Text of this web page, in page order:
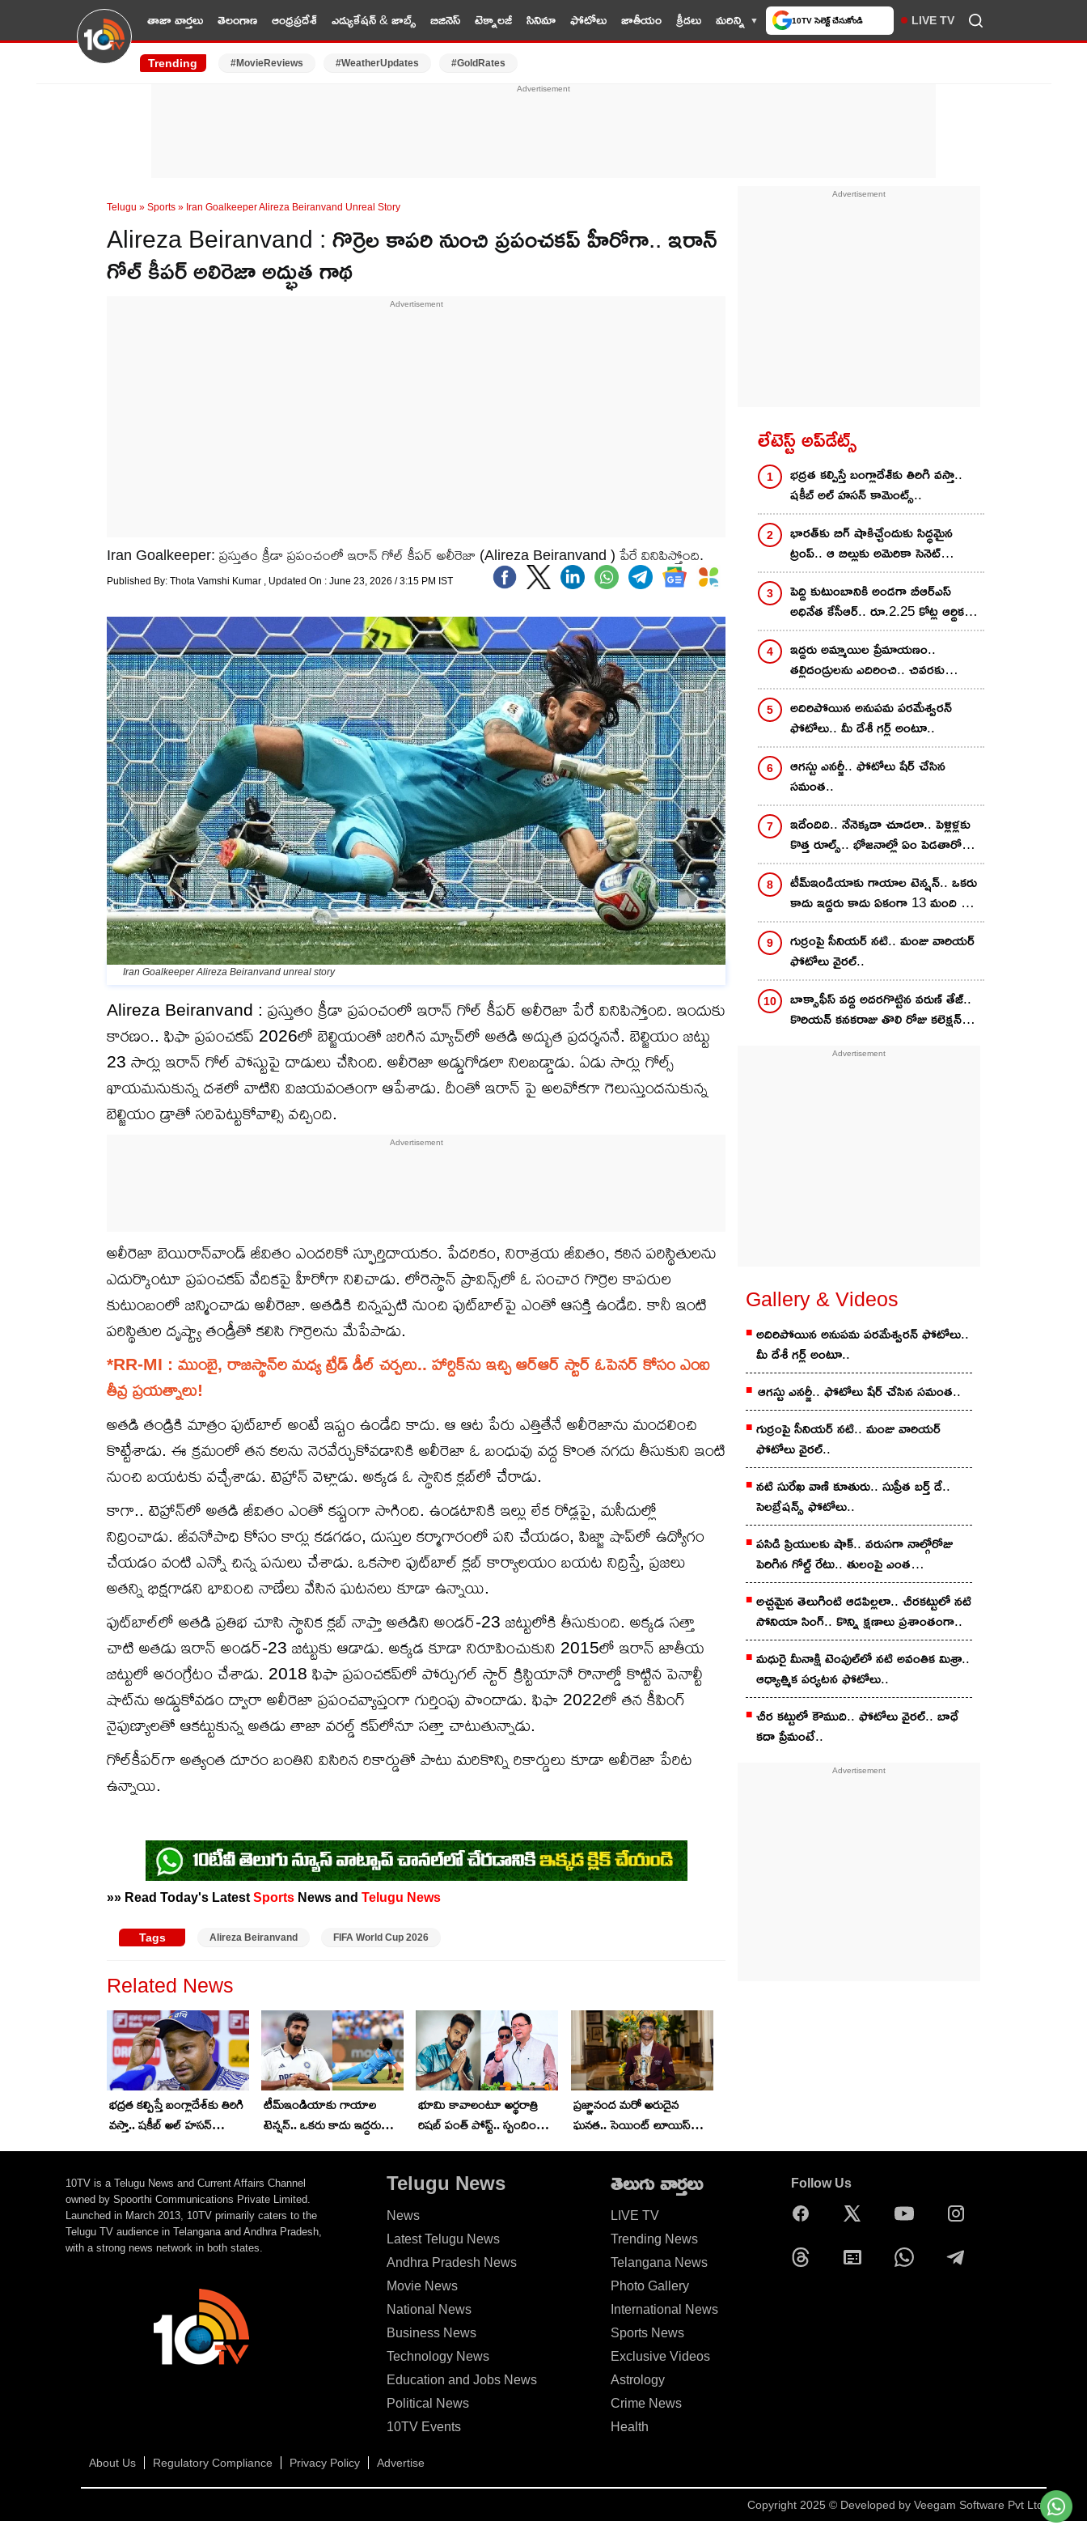
తాజా వార్తలు తెలంగాణ ఆంధ్రప్రదేశ్ ఎడ్యుకేషన్ & జాబ్స్ బిజినెస్ టెక్నాలజీ సినిమా ఫోటోలు జాతీయం క్రీడలు మరిన్ని 10TV సెలెక్ట్ చేసుకోండి LIVE TV
Trending #MovieReviews #WeatherUpdates #GoldRates
Telugu » Sports » Iran Goalkeeper Alireza Beiranvand Unreal Story
Alireza Beiranvand : గొర్రెల కాపరి నుంచి ప్రపంచకప్ హీరోగా.. ఇరాన్
గోల్ కీప‌ర్ అలిరెజా అద్భుత గాథ
Iran Goalkeeper: ప్ర‌స్తుతం క్రీడా ప్ర‌పంచంలో ఇరాన్ గోల్ కీప‌ర్ అలీరెజా (Alireza Beiranvand ) పేరే వినిపిస్తోంది.
Published By: Thota Vamshi Kumar , Updated On : June 23, 2026 / 3:15 PM IST
Iran Goalkeeper Alireza Beiranvand unreal story
Alireza Beiranvand : ప్ర‌స్తుతం క్రీడా ప్ర‌పంచంలో ఇరాన్ గోల్ కీప‌ర్ అలీరెజా పేరే వినిపిస్తోంది. ఇందుకు
కార‌ణం.. ఫిఫా ప్ర‌పంచ‌క‌ప్ 2026లో బెల్జియంతో జ‌రిగిన మ్యాచ్‌లో అత‌డి అద్భుత ప్ర‌ద‌ర్శ‌న‌నే. బెల్జియం జ‌ట్టు
23 సార్లు ఇరాన్ గోల్ పోస్టుపై దాడులు చేసింది. అలీరెజా అడ్డుగోడలా నిల‌బ‌డ్డాడు. ఏడు సార్లు గోల్స్
ఖాయ‌మ‌నుకున్న ద‌శ‌లో వాటిని విజ‌య‌వంతంగా ఆపేశాడు. దీంతో ఇరాన్ పై అల‌వోక‌గా గెలుస్తుంద‌నుకున్న
బెల్జియం డ్రాతో స‌రిపెట్టుకోవాల్సి వ‌చ్చింది.
అలీరెజా బెయిరాన్‌వాండ్ జీవితం ఎంద‌రికో స్ఫూర్తిదాయ‌కం. పేదరికం, నిరాశ్రయ జీవితం, కఠిన పరిస్థితులను
ఎదుర్కొంటూ ప్రపంచకప్ వేదికపై హీరోగా నిలిచాడు. లోరెస్థాన్ ప్రావిన్స్‌లో ఓ సంచార గొర్రెల కాపరుల
కుటుంబంలో జ‌న్మించాడు అలీరెజా. అత‌డికి చిన్న‌ప్ప‌టి నుంచి ఫుట్‌బాల్‌పై ఎంతో ఆస‌క్తి ఉండేది. కానీ ఇంటి
ప‌రిస్థితుల దృష్ట్యా తండ్రీతో క‌లిసి గొర్రెల‌ను మేపేపాడు.
*RR-MI : ముంబై, రాజ‌స్థాన్‌ల మ‌ధ్య ట్రేడ్ డీల్ చర్చ‌లు.. హార్దిక్‌ను ఇచ్చి ఆర్ఆర్ స్టార్ ఓపెన‌ర్ కోసం ఎంఐ
తీవ్ర ప్ర‌య‌త్నాలు!
అత‌డి తండ్రికి మాత్రం ఫుట్‌బాల్ అంటే ఇష్టం ఉండేది కాదు. ఆ ఆట పేరు ఎత్తితేనే అలీరెజాను మంద‌లించి
కొట్టేశాడు. ఈ క్ర‌మంలో త‌న క‌ల‌ను నెర‌వేర్చుకోవ‌డానికి అలీరెజా ఓ బంధువు వ‌ద్ద కొంత న‌గ‌దు తీసుకుని ఇంటి
నుంచి బ‌య‌ట‌కు వ‌చ్చేశాడు. టెహ్రాన్ వెళ్లాడు. అక్క‌డ ఓ స్థానిక క్ల‌బ్‌లో చేరాడు.
కాగా.. టెహ్రాన్‌లో అత‌డి జీవితం ఎంతో కష్టంగా సాగింది. ఉండటానికి ఇల్లు లేక రోడ్లపై, మసీదుల్లో
నిద్రించాడు. జీవనోపాధి కోసం కార్లు కడగడం, దుస్తుల కర్మాగారంలో పని చేయడం, పిజ్జా షాప్‌లో ఉద్యోగం
చేయడం వంటి ఎన్నో చిన్న పనులు చేశాడు. ఒకసారి ఫుట్‌బాల్ క్లబ్ కార్యాలయం బయట నిద్రిస్తే, ప్రజలు
అతన్ని భిక్షగాడని భావించి నాణేలు వేసిన ఘటనలు కూడా ఉన్నాయి.
ఫుట్‌బాల్‌లో అత‌డి ప్ర‌తిభ చూసి స్థానిక క్ల‌బ్ నాఫ్తా అత‌డిని అండ‌ర్‌-23 జ‌ట్టులోకి తీసుకుంది. అక్క‌డ స‌త్తా
చాటి అత‌డు ఇరాన్ అండ‌ర్‌-23 జ‌ట్టుకు ఆడాడు. అక్కడ కూడా నిరూపించుకుని 2015లో ఇరాన్ జాతీయ
జ‌ట్టులో అరంగ్రేటం చేశాడు. 2018 ఫిఫా ప్రపంచకప్‌లో పోర్చుగల్ స్టార్ క్రిస్టియానో రొనాల్డో కొట్టిన పెనాల్టీ
షాట్‌ను అడ్డుకోవడం ద్వారా అలీరెజా ప్రపంచవ్యాప్తంగా గుర్తింపు పొందాడు. ఫిఫా 2022లో త‌న కీపింగ్
నైపుణ్యాల‌తో ఆక‌ట్టుకున్న అత‌డు తాజా వ‌ర‌ల్డ్ క‌ప్‌లోనూ స‌త్తా చాటుతున్నాడు.
గోల్‌కీపర్‌గా అత్యంత దూరం బంతిని విసిరిన రికార్డుతో పాటు మరికొన్ని రికార్డులు కూడా అలీరెజా పేరిట
ఉన్నాయి.
»» Read Today's Latest Sports News and Telugu News
Tags Alireza Beiranvand FIFA World Cup 2026
Related News
భద్రత కల్పిస్తే బంగ్లాదేశ్‌కు తిరిగి
వస్తా.. షకీబ్ అల్ హసన్
టీమ్ఇండియాకు గాయాల
టెన్ష‌న్‌.. ఒక‌రు కాదు ఇద్ద‌రు
భూమి కావాలంటూ అర్థ‌రాత్రి
రిష‌బ్ పంత్ పోస్ట్‌.. స్పందించిన
ప్ర‌జ్ఞానంద మ‌రో అరుదైన
ఘ‌న‌త‌.. సెయింట్ లూయిస్
లేటెస్ట్ అప్‌డేట్స్
భద్రత కల్పిస్తే బంగ్లాదేశ్‌కు తిరిగి వస్తా..
షకీబ్ అల్ హసన్ కామెంట్స్‌..
భారత్‌కు బిగ్ షాకిచ్చేందుకు సిద్ధమైన
ట్రంప్.. ఆ బిల్లుకు అమెరికా సెనెట్
ఆమోదం..
పెద్ది కుటుంబానికి అండగా బీఆర్ఎస్
అధినేత కేసీఆర్.. రూ.2.25 కోట్ల ఆర్థిక
సాయం అందించేందుకు నిర్ణయం
ఇద్దరు అమ్మాయిల ప్రేమాయణం..
తల్లిదండ్రులను ఎదిరించి.. చివరకు
విషాదాంతం
అదిరిపోయిన అనుప‌మ ప‌ర‌మేశ్వ‌ర‌న్
ఫోటోలు.. మీ దేశీ గ‌ర్ల్ అంటూ..
ఆగ‌స్టు ఎన‌ర్జీ.. ఫోటోలు షేర్ చేసిన
స‌మంత‌..
ఇదేందిది.. నేనెక్కడా చూడలా.. పెళ్లిళ్లకు
కొత్త రూల్స్.. భోజనాల్లో ఏం పెడతారో
గవర్నమెంట్ ఆఫీసర్లకి చెప్పాలట..
టీమ్ఇండియాకు గాయాల టెన్ష‌న్‌.. ఒక‌రు
కాదు ఇద్ద‌రు కాదు ఏకంగా 13 మంది స్టార్
ప్లేయ‌ర్ల‌కు..
గుర్రంపై సీనియ‌ర్ న‌టి.. మంజు వారియ‌ర్
ఫోటోలు వైర‌ల్..
బాక్సాఫీస్ వ‌ద్ద అద‌ర‌గొట్టిన వ‌రుణ్ తేజ్‌..
కొరియ‌న్ క‌న‌కరాజు తొలి రోజు క‌లెక్ష‌న్
Gallery & Videos
అదిరిపోయిన అనుప‌మ ప‌ర‌మేశ్వ‌ర‌న్ ఫోటోలు..
మీ దేశీ గ‌ర్ల్ అంటూ..
ఆగ‌స్టు ఎన‌ర్జీ.. ఫోటోలు షేర్ చేసిన స‌మంత‌..
గుర్రంపై సీనియ‌ర్ న‌టి.. మంజు వారియ‌ర్
ఫోటోలు వైర‌ల్..
న‌టి సురేఖ వాణి కూతురు.. సుప్రీత బ‌ర్త్ డే..
సెల‌బ్రేష‌న్స్ ఫోటోలు..
పసిడి ప్రియులకు షాక్.. వరుసగా నాల్గోరోజు
పెరిగిన గోల్డ్ రేటు.. తులంపై ఎంత
పెరిగిందంటే?
అచ్చ‌మైన తెలుగింటి ఆడ‌పిల్ల‌లా.. చీర‌క‌ట్టులో న‌టి
సోనియా సింగ్‌.. కొన్ని క్షణాలు ప్రశాంతంగా..
మధురై మీనాక్షి టెంపుల్‌లో న‌టి అవంతిక మిశ్రా..
ఆధ్యాత్మిక ప‌ర్య‌ట‌న ఫోటోలు..
చీర క‌ట్టులో కౌముది.. ఫోటోలు వైర‌ల్‌.. బాధే
కదా ప్రేమంటే..
10TV is a Telugu News and Current Affairs Channel
owned by Spoorthi Communications Private Limited.
Launched in March 2013, 10TV primarily caters to the
Telugu TV audience in Telangana and Andhra Pradesh,
with a strong news network in both states.
Telugu News
News
Latest Telugu News
Andhra Pradesh News
Movie News
National News
Business News
Technology News
Education and Jobs News
Political News
10TV Events
తెలుగు వార్తలు
LIVE TV
Trending News
Telangana News
Photo Gallery
International News
Sports News
Exclusive Videos
Astrology
Crime News
Health
Follow Us
About Us Regulatory Compliance Privacy Policy Advertise
Copyright 2025 © Developed by Veegam Software Pvt Ltd.